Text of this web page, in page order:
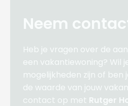
Neem
Heb je vragen over de
een vakantiewoning? Wil
mogelijkheden zijn of ben
de waarde van jouw
contact op met Rutger